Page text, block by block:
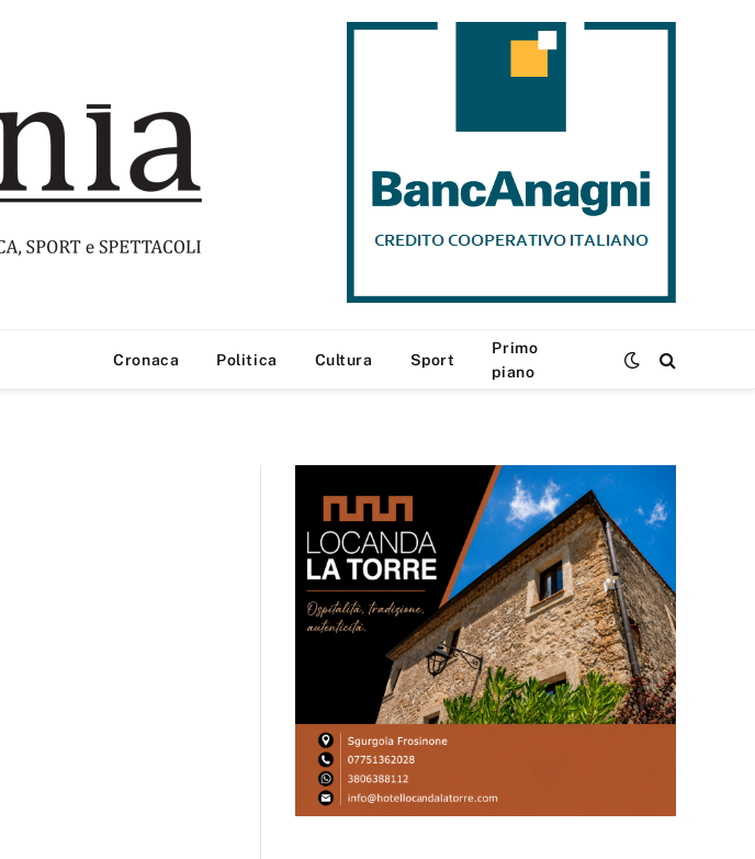
Cronaca Politica Cultura Sport
Primo
piano